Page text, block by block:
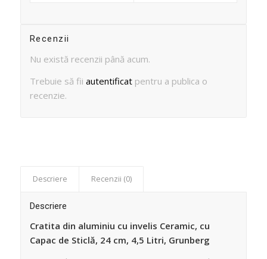
Recenzii
Nu există recenzii până acum.
Trebuie să fii autentificatpentru a publica o
recenzie.
Descriere Recenzii (0)
Descriere
Cratita din aluminiu cu invelis Ceramic, cu
Capac de Sticlă, 24 cm, 4,5 Litri, Grunberg